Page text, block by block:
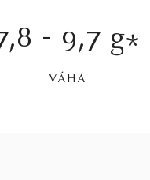
- 9,7 g*
VÁHA